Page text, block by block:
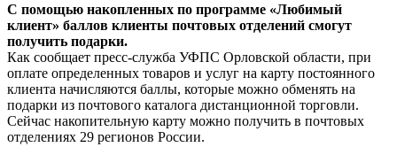
С помощью накопленных по программе «Любимый
клиент» баллов клиенты почтовых отделений смогут
получить подарки.
Как сообщает пресс-служба УФПС Орловской области, при
оплате определенных товаров и услуг на карту постоянного
клиента начисляются баллы, которые можно обменять на
подарки из почтового каталога дистанционной торговли.
Сейчас накопительную карту можно получить в почтовых
отделениях 29 регионов России.